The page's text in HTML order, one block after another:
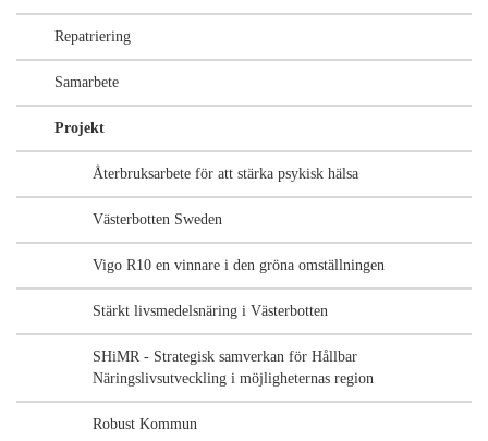
Repatriering
Samarbete
Projekt
Återbruksarbete för att stärka psykisk hälsa
Västerbotten Sweden
Vigo R10 en vinnare i den gröna omställningen
Stärkt livsmedelsnäring i Västerbotten
SHiMR - Strategisk samverkan för Hållbar
Näringslivsutveckling i möjligheternas region
Robust Kommun